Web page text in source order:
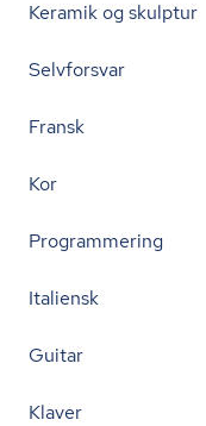
Keramik og skulptur
Selvforsvar
Fransk
Kor
Programmering
Italiensk
Guitar
Klaver